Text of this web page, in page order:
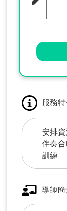
服務
安排
伴奏
訓練
導師簡